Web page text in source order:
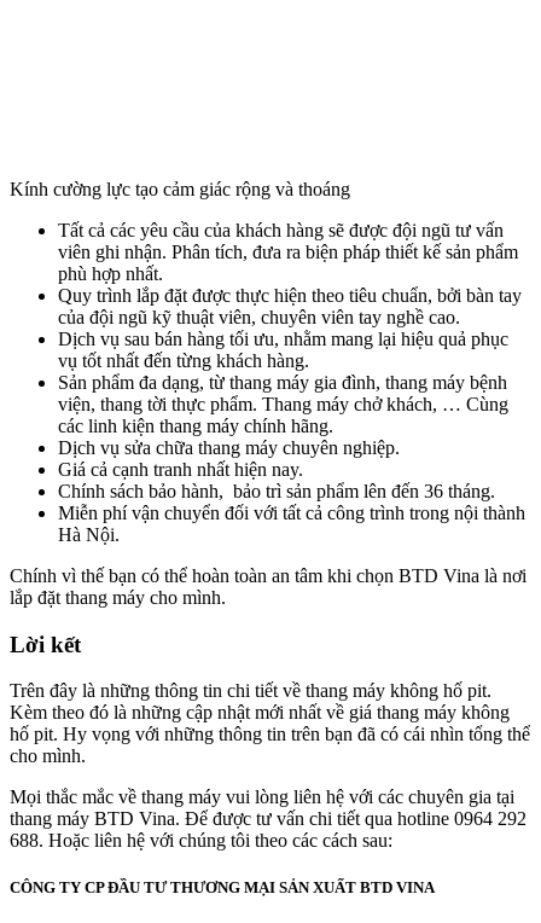
Kính cường lực tạo cảm giác rộng và thoáng
Tất cả các yêu cầu của khách hàng sẽ được đội ngũ tư vấn
viên ghi nhận. Phân tích, đưa ra biện pháp thiết kế sản phẩm
phù hợp nhất.
Quy trình lắp đặt được thực hiện theo tiêu chuẩn, bởi bàn tay
của đội ngũ kỹ thuật viên, chuyên viên tay nghề cao.
Dịch vụ sau bán hàng tối ưu, nhằm mang lại hiệu quả phục
vụ tốt nhất đến từng khách hàng.
Sản phẩm đa dạng, từ thang máy gia đình, thang máy bệnh
viện, thang tời thực phẩm. Thang máy chở khách, … Cùng
các linh kiện thang máy chính hãng.
Dịch vụ sửa chữa thang máy chuyên nghiệp.
Giá cả cạnh tranh nhất hiện nay.
Chính sách bảo hành, bảo trì sản phẩm lên đến 36 tháng.
Miễn phí vận chuyển đối với tất cả công trình trong nội thành
Hà Nội.
Chính vì thế bạn có thể hoàn toàn an tâm khi chọn BTD Vina là nơi
lắp đặt thang máy cho mình.
Lời kết
Trên đây là những thông tin chi tiết về thang máy không hố pit.
Kèm theo đó là những cập nhật mới nhất về giá thang máy không
hố pit. Hy vọng với những thông tin trên bạn đã có cái nhìn tổng thể
cho mình.
Mọi thắc mắc về thang máy vui lòng liên hệ với các chuyên gia tại
thang máy BTD Vina. Để được tư vấn chi tiết qua hotline 0964 292
688. Hoặc liên hệ với chúng tôi theo các cách sau:
CÔNG TY CP ĐẦU TƯ THƯƠNG MẠI SẢN XUẤT BTD VINA